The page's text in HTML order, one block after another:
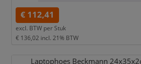
€ 112,41
excl. BTW per Stuk
€ 136,02 incl. 21% BTW
Laptophoes Beckmann